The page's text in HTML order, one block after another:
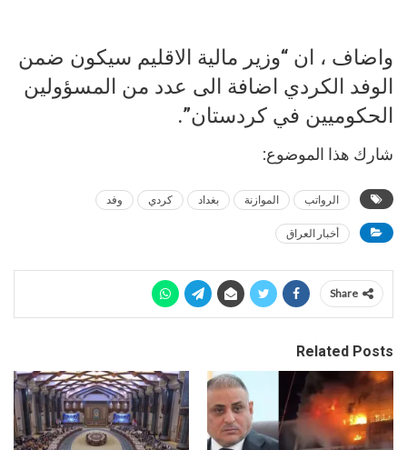
واضاف ، ان “وزير مالية الاقليم سيكون ضمن
الوفد الكردي اضافة الى عدد من المسؤولين
الحكوميين في كردستان”.
شارك هذا الموضوع:
الرواتب الموازنة بغداد كردي وفد
أخبار العراق
Share
Related Posts